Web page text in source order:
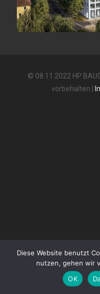
© 08.11.2022 HP
vorbehalten |
Diese Website benutzt
nutzen, gehen wir
OK